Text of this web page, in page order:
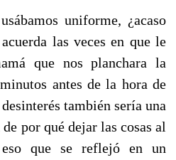
uniforme, ¿acaso
las veces en que le
que nos planchara la
antes de la hora de
también sería una
por qué dejar las cosas al
que se reflejó en un